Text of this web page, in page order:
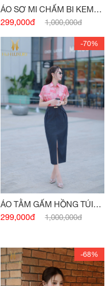
ÁO SƠ MI CHẤM BI KEM
ĐỎ CHUN VAI
299,000đ 1,000,000đ
-70%
ÁO TẰM GẤM HỒNG TÚI
NGỰC
299,000đ 1,000,000đ
-68%